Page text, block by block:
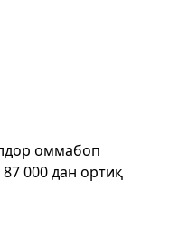
оммабоп
000 дан ортиқ